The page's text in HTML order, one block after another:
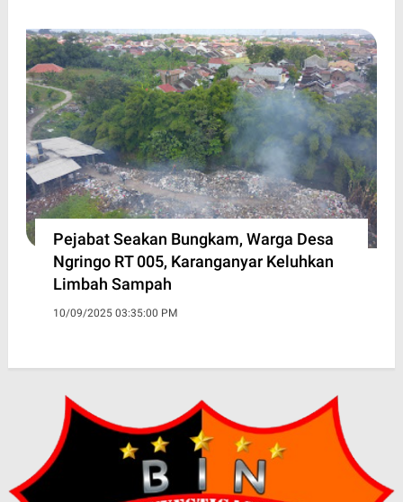
Pejabat Seakan Bungkam, Warga Desa
Ngringo RT 005, Karanganyar Keluhkan
Limbah Sampah
10/09/2025 03:35:00 PM